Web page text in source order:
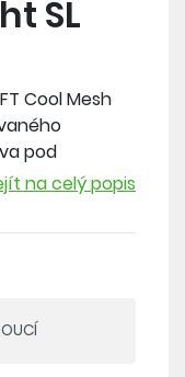
SL
Cool Mesh
pod
populární
pot a
na celý popis